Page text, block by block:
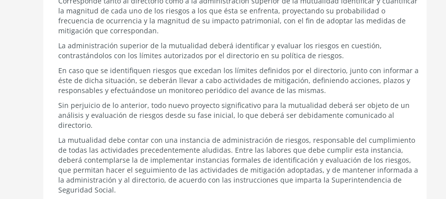
de
riesgos
la magnitud de cada uno de los riesgos a los que ésta se enfrenta, proyectando su probabilidad o
frecuencia de ocurrencia y la magnitud de su impacto patrimonial, con el fin de adoptar las medidas de
mitigación que correspondan.
La administración superior de la mutualidad deberá identificar y evaluar los riesgos en cuestión,
contrastándolos con los límites autorizados por el directorio en su política de riesgos.
En caso que se identifiquen riesgos que excedan los límites definidos por el directorio, junto con informar a
éste de dicha situación, se deberán llevar a cabo actividades de mitigación, definiendo acciones, plazos y
responsables y efectuándose un monitoreo periódico del avance de las mismas.
Sin perjuicio de lo anterior, todo nuevo proyecto significativo para la mutualidad deberá ser objeto de un
análisis y evaluación de riesgos desde su fase inicial, lo que deberá ser debidamente comunicado al
directorio.
La mutualidad debe contar con una instancia de administración de riesgos, responsable del cumplimiento
de todas las actividades precedentemente aludidas. Entre las labores que debe cumplir esta instancia,
deberá contemplarse la de implementar instancias formales de identificación y evaluación de los riesgos,
que permitan hacer el seguimiento de las actividades de mitigación adoptadas, y de mantener informada a
la administración y al directorio, de acuerdo con las instrucciones que imparta la Superintendencia de
Seguridad Social.